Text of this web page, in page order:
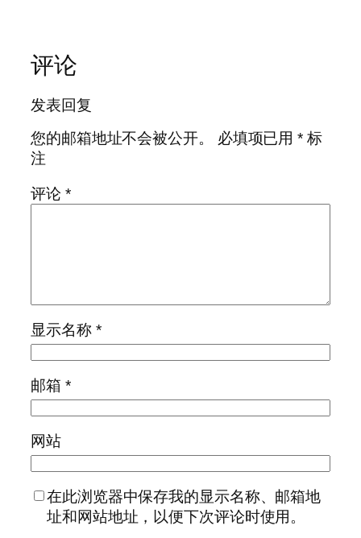
评论
发表回复
您的邮箱地址不会被公开。
必填项已用* 标
注
评论 *
显示名称 *
邮箱 *
网站
在此浏览器中保存我的显示名称、邮箱地
址和网站地址，以便下次评论时使用。